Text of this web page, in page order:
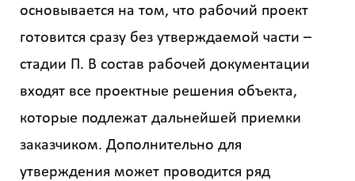
основывается на том, что рабочий проект
готовится сразу без утверждаемой части –
стадии П. В состав рабочей документации
входят все проектные решения объекта,
которые подлежат дальнейшей приемки
заказчиком. Дополнительно для
утверждения может проводится ряд